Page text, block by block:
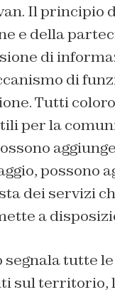
Il principio
e della
di
di
Tutti
per la
possono
dei servizi
a
segnala tutte
sul territorio,